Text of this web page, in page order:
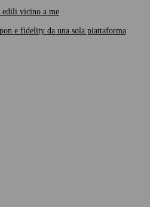
edili vicino a me
e fidelity da una sola piattaforma